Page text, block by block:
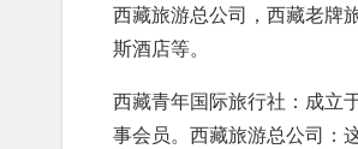
西藏旅游总公司，西藏老牌
斯酒店等。
西藏青年国际旅行社：成立
事会员。西藏旅游总公司：